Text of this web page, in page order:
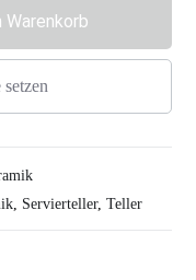
Warenkorb
Servierteller,Teller